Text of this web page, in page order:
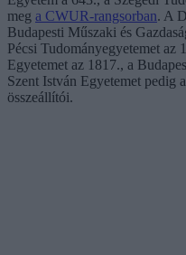
meg a CWUR-rangsorban. A
Budapesti Műszaki és
Pécsi Tudományegyetemet az
Egyetemet az 1817., a
Szent István Egyetemet pedig
összeállítói.